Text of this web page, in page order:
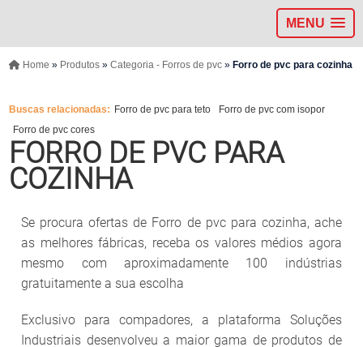
MENU
Home » Produtos» Categoria - Forros de pvc» Forro de pvc para cozinha
Buscas relacionadas: Forro de pvc para teto
Forro de pvc com isopor
Forro de pvc cores
FORRO DE PVC PARA
COZINHA
Se procura ofertas de Forro de pvc para cozinha, ache
as melhores fábricas, receba os valores médios agora
mesmo com aproximadamente 100 indústrias
gratuitamente a sua escolha
Exclusivo para compadores, a plataforma Soluções
Industriais desenvolveu a maior gama de produtos de